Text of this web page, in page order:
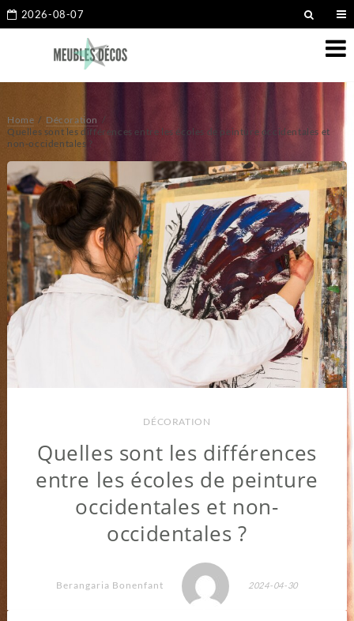
2026-08-07
Home
Décoration
Quelles sont les différences entre les écoles de peinture occidentales et
non-occidentales ?
DÉCORATION
Quelles sont les différences
entre les écoles de peinture
occidentales et non-
occidentales ?
Berangaria Bonenfant 2024-04-30